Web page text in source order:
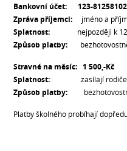
Bankovní účet: 123-
Zpráva příjemci: jméno a
Splatnost: nejpozději k 12.
Způsob platby: bezhotovostně
Stravné na měsíc: 1 500,-Kč
Splatnost: zasílají rodiče
Způsob platby: bezhotovostně
Platby školného probíhají